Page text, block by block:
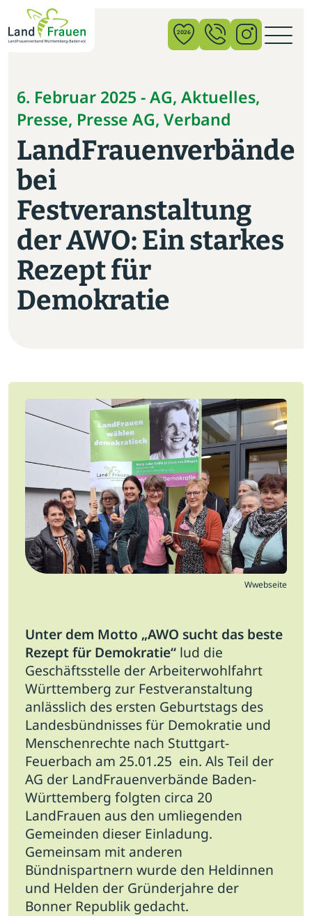
2026
6. Februar 2025 - AG, Aktuelles,
Presse, Presse AG, Verband
LandFrauenverbände
bei
Festveranstaltung
der AWO: Ein starkes
Rezept für
Demokratie
×
News
Verband
Politik
Bildung
Gemeinschaft
Vor Ort
Startseite
Presse
Intern
Login
Mitglied werden
Wwebseite
Unter dem Motto „AWO sucht das beste
Rezept für Demokratie“ lud die
Geschäftsstelle der Arbeiterwohlfahrt
Württemberg zur Festveranstaltung
anlässlich des ersten Geburtstags des
Landesbündnisses für Demokratie und
Menschenrechte nach Stuttgart-
Feuerbach am 25.01.25 ein. Als Teil der
AG der LandFrauenverbände Baden-
Württemberg folgten circa 20
LandFrauen aus den umliegenden
Gemeinden dieser Einladung.
Gemeinsam mit anderen
Bündnispartnern wurde den Heldinnen
und Helden der Gründerjahre der
Bonner Republik gedacht.